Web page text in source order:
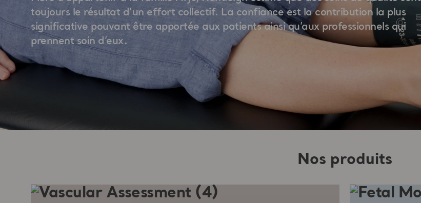
toujours le résultat d’un effort collectif. La confiance est la contribution la plus
significative pouvant être apportée aux patients ainsi qu’aux professionnels qui
prennent soin d’eux.
Nos produits